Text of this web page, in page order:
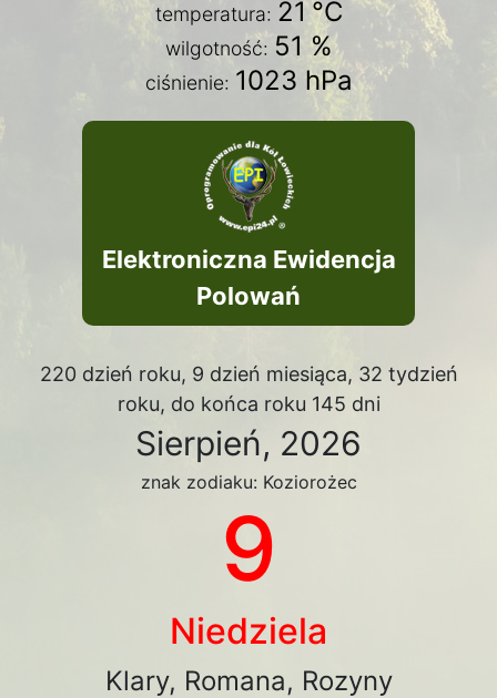
temperatura: 21 °C
wilgotność: 51 %
ciśnienie: 1023 hPa
Elektroniczna Ewidencja
Polowań
220 dzień roku, 9 dzień miesiąca, 32 tydzień
roku, do końca roku 145 dni
Sierpień, 2026
znak zodiaku: Koziorożec
9
Niedziela
Klary, Romana, Rozyny